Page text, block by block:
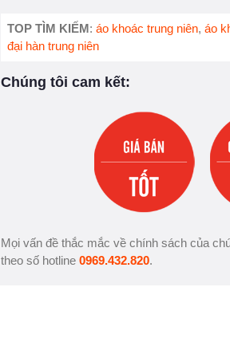
TOP TÌM KIẾM: áo khoác trung niên, áo
đại hàn trung niên
Chúng tôi cam kết:
Mọi vấn đề thắc mắc về chính sách của
theo số hotline 0969.432.820.